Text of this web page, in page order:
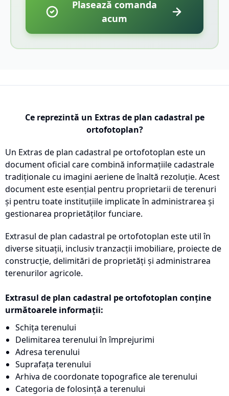
Plasează comanda
acum
Ce reprezintă un Extras de plan cadastral pe
ortofotoplan?
Un Extras de plan cadastral pe ortofotoplan este un
document oficial care combină informațiile cadastrale
tradiționale cu imagini aeriene de înaltă rezoluție. Acest
document este esențial pentru proprietarii de terenuri
și pentru toate instituțiile implicate în administrarea și
gestionarea proprietăților funciare.
Extrasul de plan cadastral pe ortofotoplan este util în
diverse situații, inclusiv tranzacții imobiliare, proiecte de
construcție, delimitări de proprietăți și administrarea
terenurilor agricole.
Extrasul de plan cadastral pe ortofotoplan conține
următoarele informații:
Schița terenului
Delimitarea terenului în împrejurimi
Adresa terenului
Suprafața terenului
Arhiva de coordonate topografice ale terenului
Categoria de folosință a terenului